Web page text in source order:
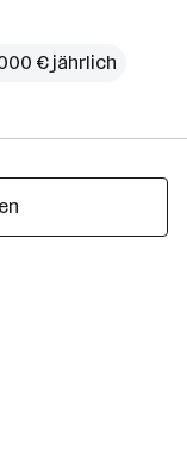
€ jährlich